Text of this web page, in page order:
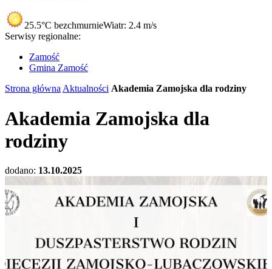
25.5°C bezchmurnieWiatr: 2.4 m/s
Serwisy regionalne:
Zamość
Gmina Zamość
Strona główna Aktualności Akademia Zamojska dla rodziny
Akademia Zamojska dla
rodziny
dodano: 13.10.2025